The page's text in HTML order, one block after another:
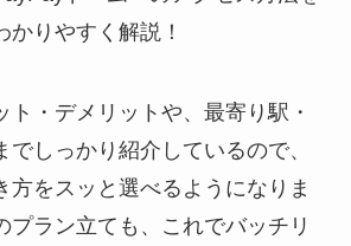
りやすく解説！
ト・デメリットや、最寄り駅・
でしっかり紹介しているので、
方をスッと選べるようになりま
プラン立ても、これでバッチリ